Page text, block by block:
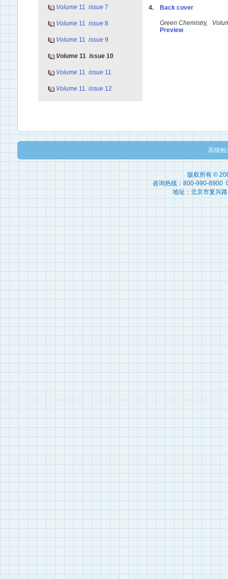
Volume 11 issue 7
Volume 11 issue 8
Volume 11 issue 9
Volume 11 issue 10
Volume 11 issue 11
Volume 11 issue 12
4. Back cover
Green Chemistry,
Preview
高级检
版权所有 ©
咨询热线：800-990-8900
地址：北京市复兴